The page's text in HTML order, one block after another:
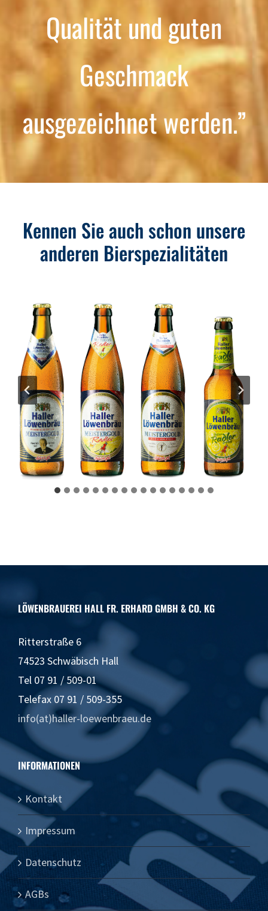
Qualität und guten
Geschmack
ausgezeichnet werden.”
Kennen Sie auch schon unsere
anderen Bierspezialitäten
LÖWENBRAUEREI HALL FR. ERHARD GMBH & CO. KG
Ritterstraße 6
74523 Schwäbisch Hall
Tel 07 91 / 509-01
Telefax 07 91 / 509-355
info(at)haller-loewenbraeu.de
INFORMATIONEN
Kontakt
Impressum
Datenschutz
AGBs